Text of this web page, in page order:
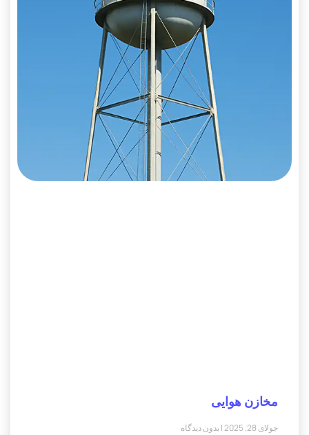
مخازن هوایی
جولای 28, 2025 بدون دیدگاه